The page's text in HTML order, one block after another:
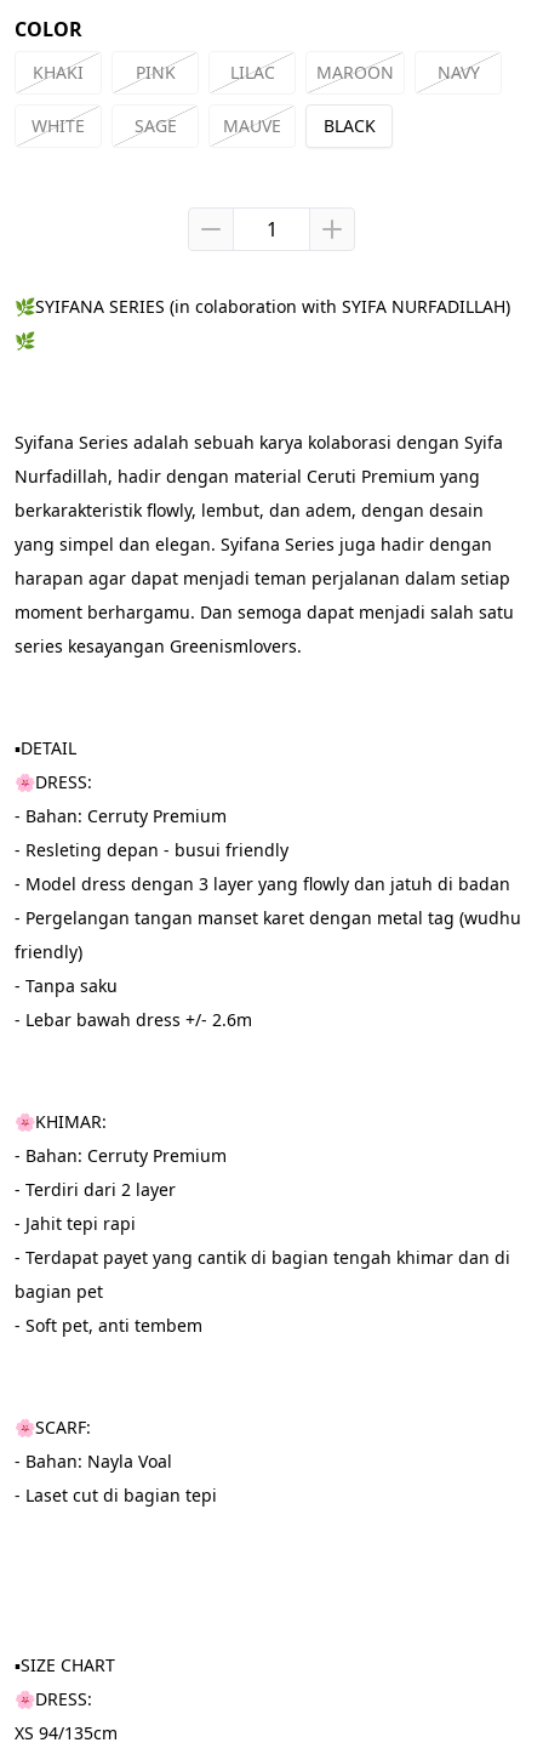
COLOR
KHAKI PINK LILAC MAROON NAVY
WHITE SAGE MAUVE BLACK
🌿SYIFANA SERIES (in colaboration with SYIFA NURFADILLAH)
🌿
Syifana Series adalah sebuah karya kolaborasi dengan Syifa
Nurfadillah, hadir dengan material Ceruti Premium yang
berkarakteristik flowly, lembut, dan adem, dengan desain
yang simpel dan elegan. Syifana Series juga hadir dengan
harapan agar dapat menjadi teman perjalanan dalam setiap
moment berhargamu. Dan semoga dapat menjadi salah satu
series kesayangan Greenismlovers.
▪️DETAIL
🌸DRESS:
- Bahan: Cerruty Premium
- Resleting depan - busui friendly
- Model dress dengan 3 layer yang flowly dan jatuh di badan
- Pergelangan tangan manset karet dengan metal tag (wudhu
friendly)
- Tanpa saku
- Lebar bawah dress +/- 2.6m
🌸KHIMAR:
- Bahan: Cerruty Premium
- Terdiri dari 2 layer
- Jahit tepi rapi
- Terdapat payet yang cantik di bagian tengah khimar dan di
bagian pet
- Soft pet, anti tembem
🌸SCARF:
- Bahan: Nayla Voal
- Laset cut di bagian tepi
▪️SIZE CHART
🌸DRESS:
XS 94/135cm